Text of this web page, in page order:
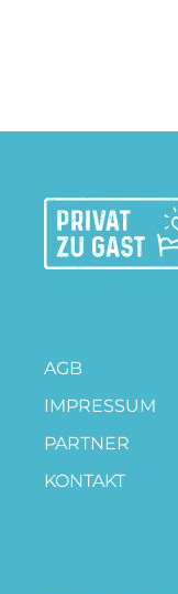
AGB
IMPRESSUM
PARTNER
KONTAKT